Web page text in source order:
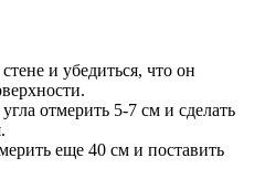
и убедиться, что он
отмерить 5-7 см и сделать
еще 40 см и поставить